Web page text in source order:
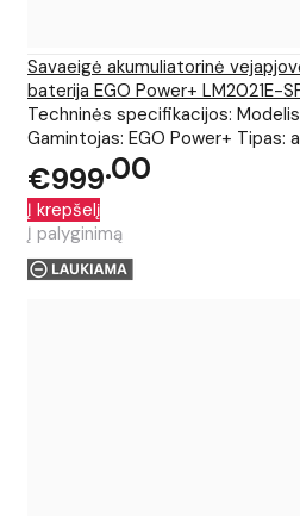
Savaeigė akumuliatorinė
baterija EGO Power+ LM2021E-
Techninės specifikacijos:
Gamintojas: EGO Power+ Tipas:
€999 00
Į krepšelį
Į palyginimą